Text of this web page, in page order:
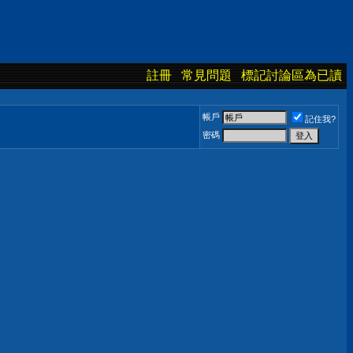
註冊 常見問題 標記討論區為已讀
帳戶
記住我?
密碼